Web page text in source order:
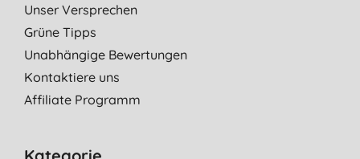
Unser Versprechen
Grüne Tipps
Unabhängige Bewertungen
Kontaktiere uns
Affiliate Programm